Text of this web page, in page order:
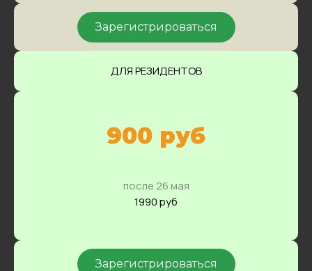
Зарегистрироваться
ДЛЯ РЕЗИДЕНТОВ
900 руб
после 26 мая
1990 руб
Зарегистрироваться